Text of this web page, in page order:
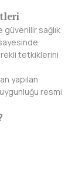
güvenilir sağlık
tetkiklerini
yapılan
resmi